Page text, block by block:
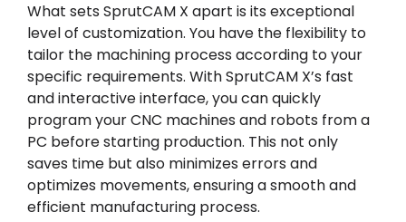
What sets SprutCAM X apart is its exceptional
level of customization. You have the flexibility to
tailor the machining process according to your
specific requirements. With SprutCAM X’s fast
and interactive interface, you can quickly
program your CNC machines and robots from a
PC before starting production. This not only
saves time but also minimizes errors and
optimizes movements, ensuring a smooth and
efficient manufacturing process.